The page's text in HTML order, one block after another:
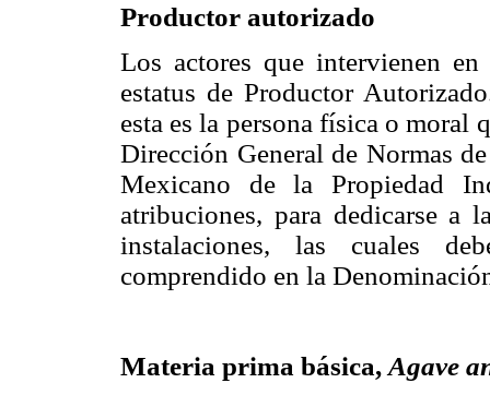
Productor autorizado
Los actores que intervienen
estatus de Productor
esta es la persona física o moral
Dirección General de Normas
Mexicano de la Propiedad
atribuciones, para dedicarse a
instalaciones, las cuales
comprendido en la
Materia prima básica,Agave